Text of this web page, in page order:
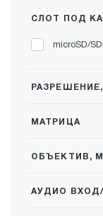
СЛОТ ПОД
microSD/
МАТРИЦА
ОБЪЕКТИВ,
АУДИО